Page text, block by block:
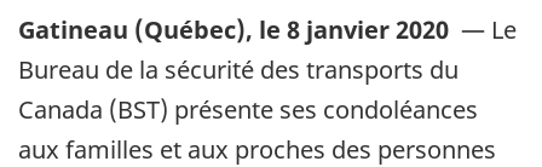
Gatineau (Québec), le 8 janvier 2020 — Le
Bureau de la sécurité des transports du
Canada (BST) présente ses condoléances
aux familles et aux proches des personnes